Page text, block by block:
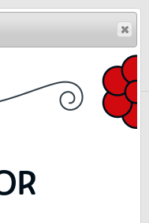
/English
686